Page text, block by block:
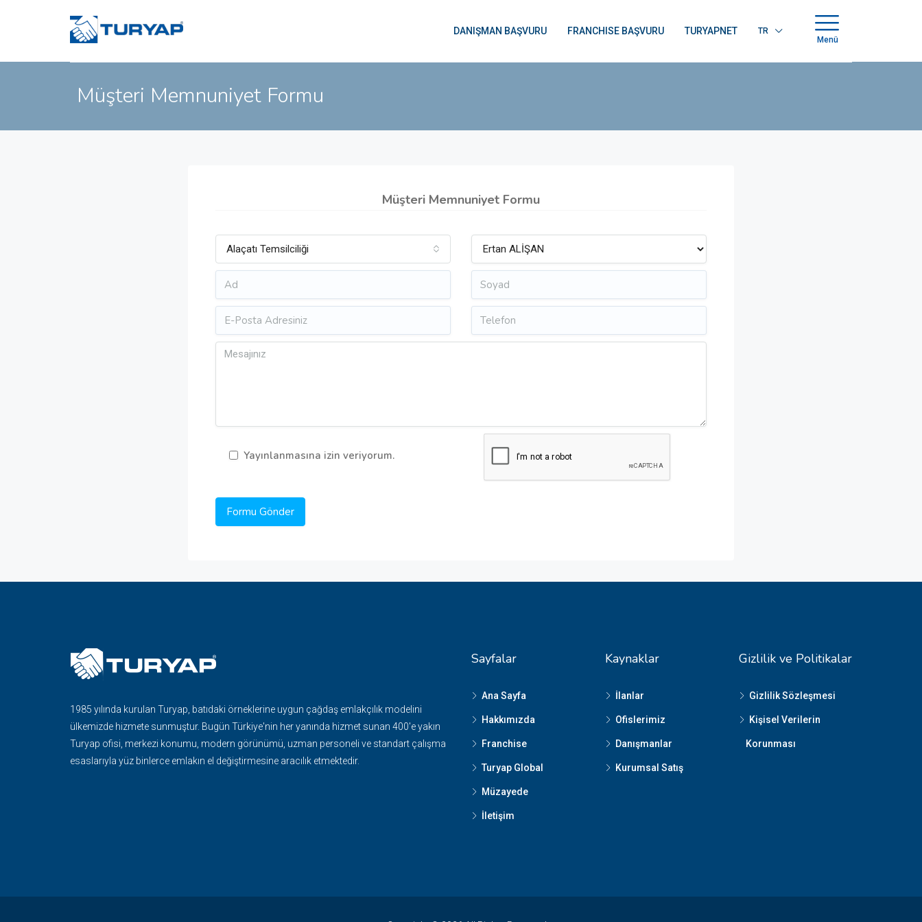
DANIŞMAN BAŞVURU FRANCHISE BAŞVURU TURYAPNET
TR
Menü
Müşteri Memnuniyet Formu
Müşteri Memnuniyet Formu
Alaçatı Temsilciliği
Yayınlanmasına izin veriyorum.
1985 yılında kurulan Turyap, batıdaki örneklerine uygun çağdaş emlakçılık modelini
ülkemizde hizmete sunmuştur. Bugün Türkiye'nin her yanında hizmet sunan 400'e yakın
Turyap ofisi, merkezi konumu, modern görünümü, uzman personeli ve standart çalışma
esaslarıyla yüz binlerce emlakın el değiştirmesine aracılık etmektedir.
Sayfalar
Ana Sayfa
Hakkımızda
Franchise
Turyap Global
Müzayede
İletişim
Kaynaklar
İlanlar
Ofislerimiz
Danışmanlar
Kurumsal Satış
Gizlilik ve Politikalar
Gizlilik Sözleşmesi
Kişisel Verilerin
Korunması